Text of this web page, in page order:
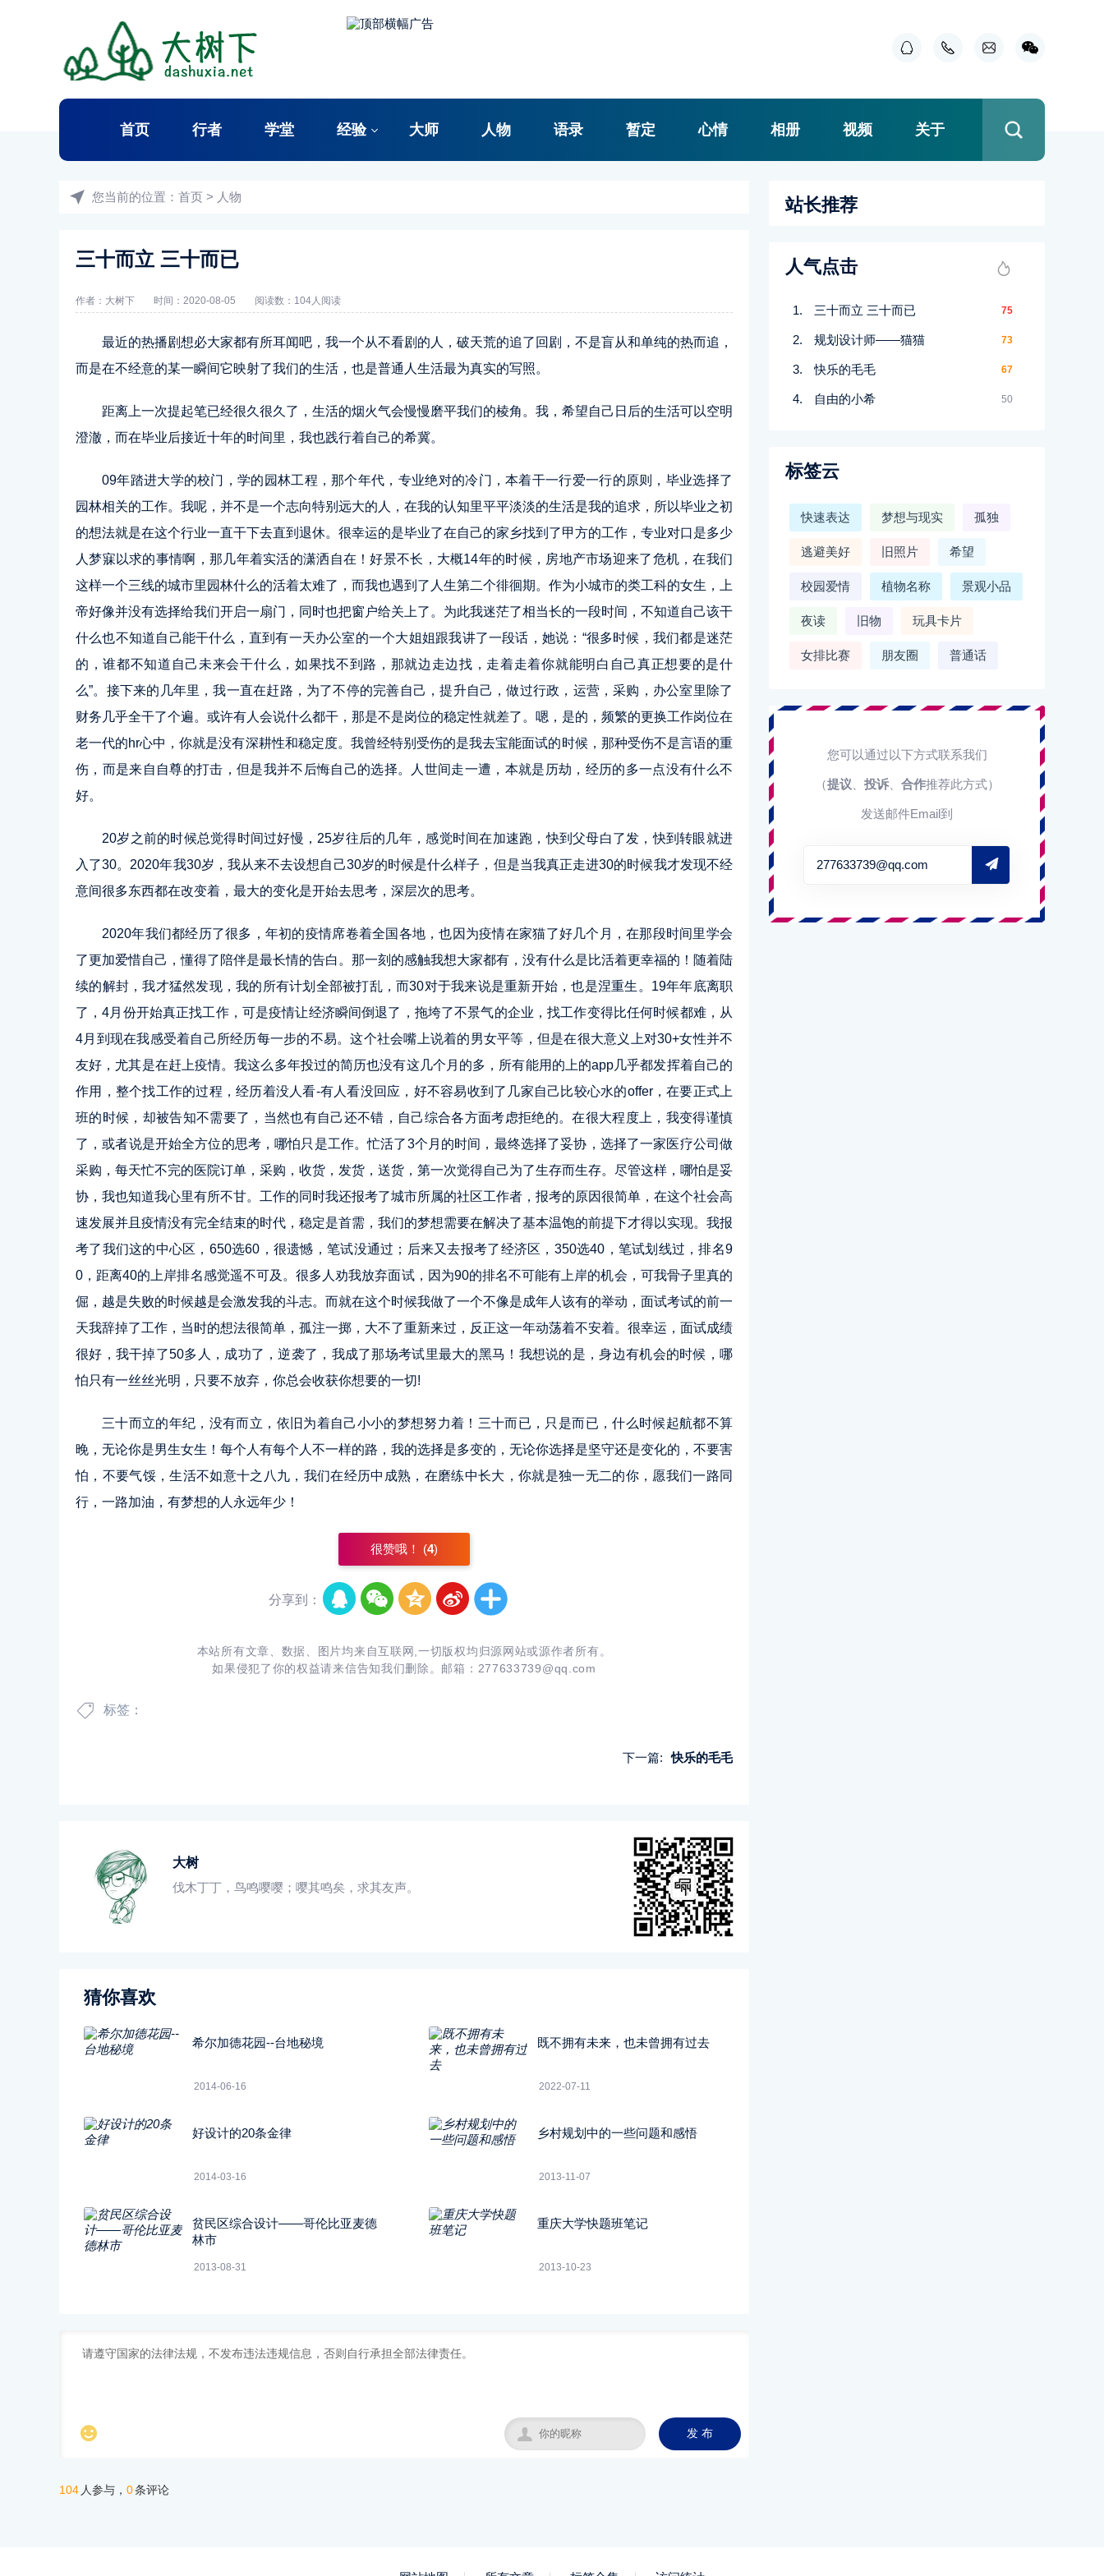
首页 行者 学堂 经验 大师 人物 语录 暂定 心情 相册 视频 关于
您当前的位置： 首页 > 人物
三十而立 三十而已
作者： 大树下 时间：2020-08-05 阅读数： 104人阅读
最近的热播剧想必大家都有所耳闻吧，我一个从不看剧的人，破天荒的追了回剧，不是盲从和单纯的热而追，
而是在不经意的某一瞬间它映射了我们的生活，也是普通人生活最为真实的写照。
距离上一次提起笔已经很久很久了，生活的烟火气会慢慢磨平我们的棱角。我，希望自己日后的生活可以空明
澄澈，而在毕业后接近十年的时间里，我也践行着自己的希冀。
09年踏进大学的校门，学的园林工程，那个年代，专业绝对的冷门，本着干一行爱一行的原则，毕业选择了
园林相关的工作。我呢，并不是一个志向特别远大的人，在我的认知里平平淡淡的生活是我的追求，所以毕业之初
的想法就是在这个行业一直干下去直到退休。很幸运的是毕业了在自己的家乡找到了甲方的工作，专业对口是多少
人梦寐以求的事情啊，那几年着实活的潇洒自在！好景不长，大概14年的时候，房地产市场迎来了危机，在我们
这样一个三线的城市里园林什么的活着太难了，而我也遇到了人生第二个徘徊期。作为小城市的类工科的女生，上
帝好像并没有选择给我们开启一扇门，同时也把窗户给关上了。为此我迷茫了相当长的一段时间，不知道自己该干
什么也不知道自己能干什么，直到有一天办公室的一个大姐姐跟我讲了一段话，她说：“很多时候，我们都是迷茫
的，谁都不知道自己未来会干什么，如果找不到路，那就边走边找，走着走着你就能明白自己真正想要的是什
么”。接下来的几年里，我一直在赶路，为了不停的完善自己，提升自己，做过行政，运营，采购，办公室里除了
财务几乎全干了个遍。或许有人会说什么都干，那是不是岗位的稳定性就差了。嗯，是的，频繁的更换工作岗位在
老一代的hr心中，你就是没有深耕性和稳定度。我曾经特别受伤的是我去宝能面试的时候，那种受伤不是言语的重
伤，而是来自自尊的打击，但是我并不后悔自己的选择。人世间走一遭，本就是历劫，经历的多一点没有什么不
好。
20岁之前的时候总觉得时间过好慢，25岁往后的几年，感觉时间在加速跑，快到父母白了发，快到转眼就进
入了30。2020年我30岁，我从来不去设想自己30岁的时候是什么样子，但是当我真正走进30的时候我才发现不经
意间很多东西都在改变着，最大的变化是开始去思考，深层次的思考。
2020年我们都经历了很多，年初的疫情席卷着全国各地，也因为疫情在家猫了好几个月，在那段时间里学会
了更加爱惜自己，懂得了陪伴是最长情的告白。那一刻的感触我想大家都有，没有什么是比活着更幸福的！随着陆
续的解封，我才猛然发现，我的所有计划全部被打乱，而30对于我来说是重新开始，也是涅重生。19年年底离职
了，4月份开始真正找工作，可是疫情让经济瞬间倒退了，拖垮了不景气的企业，找工作变得比任何时候都难，从
4月到现在我感受着自己所经历每一步的不易。这个社会嘴上说着的男女平等，但是在很大意义上对30+女性并不
友好，尤其是在赶上疫情。我这么多年投过的简历也没有这几个月的多，所有能用的上的app几乎都发挥着自己的
作用，整个找工作的过程，经历着没人看-有人看没回应，好不容易收到了几家自己比较心水的offer，在要正式上
班的时候，却被告知不需要了，当然也有自己还不错，自己综合各方面考虑拒绝的。在很大程度上，我变得谨慎
了，或者说是开始全方位的思考，哪怕只是工作。忙活了3个月的时间，最终选择了妥协，选择了一家医疗公司做
采购，每天忙不完的医院订单，采购，收货，发货，送货，第一次觉得自己为了生存而生存。尽管这样，哪怕是妥
协，我也知道我心里有所不甘。工作的同时我还报考了城市所属的社区工作者，报考的原因很简单，在这个社会高
速发展并且疫情没有完全结束的时代，稳定是首需，我们的梦想需要在解决了基本温饱的前提下才得以实现。我报
考了我们这的中心区，650选60，很遗憾，笔试没通过；后来又去报考了经济区，350选40，笔试划线过，排名9
0，距离40的上岸排名感觉遥不可及。很多人劝我放弃面试，因为90的排名不可能有上岸的机会，可我骨子里真的
倔，越是失败的时候越是会激发我的斗志。而就在这个时候我做了一个不像是成年人该有的举动，面试考试的前一
天我辞掉了工作，当时的想法很简单，孤注一掷，大不了重新来过，反正这一年动荡着不安着。很幸运，面试成绩
很好，我干掉了50多人，成功了，逆袭了，我成了那场考试里最大的黑马！我想说的是，身边有机会的时候，哪
怕只有一丝丝光明，只要不放弃，你总会收获你想要的一切!
三十而立的年纪，没有而立，依旧为着自己小小的梦想努力着！三十而已，只是而已，什么时候起航都不算
晚，无论你是男生女生！每个人有每个人不一样的路，我的选择是多变的，无论你选择是坚守还是变化的，不要害
怕，不要气馁，生活不如意十之八九，我们在经历中成熟，在磨练中长大，你就是独一无二的你，愿我们一路同
行，一路加油，有梦想的人永远年少！
很赞哦！ (4)
分享到：
本站所有文章、数据、图片均来自互联网,一切版权均归源网站或源作者所有。
如果侵犯了你的权益请来信告知我们删除。邮箱： 277633739@qq.com
标签：
下一篇: 快乐的毛毛
大树
伐木丁丁，鸟鸣嘤嘤；嘤其鸣矣，求其友声。
猜你喜欢
希尔加德花园--台地秘境
2014-06-16
既不拥有未来，也未曾拥有过去
2022-07-11
好设计的20条金律
2014-03-16
乡村规划中的一些问题和感悟
2013-11-07
贫民区综合设计――哥伦比亚麦德
林市
2013-08-31
重庆大学快题班笔记
2013-10-23
 发 布

104 人参与， 0条评论
站长推荐
人气点击
三十而立 三十而已 75
规划设计师――猫猫 73
快乐的毛毛 67
自由的小希 50
标签云
快速表达 梦想与现实 孤独
逃避美好 旧照片 希望
校园爱情 植物名称 景观小品
夜读 旧物 玩具卡片
女排比赛 朋友圈 普通话
您可以通过以下方式联系我们
（提议 投诉、 合作推荐此方式）
发送邮件Email到
277633739@qq.com